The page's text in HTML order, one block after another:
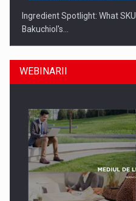
Ingredient Spotlight: What
Bakuchiol's…
Producatorii si comerciantii
WEBINARII